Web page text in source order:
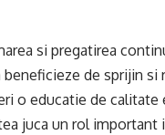
si pregatirea
de sprijin
o educatie de
juca un rol important